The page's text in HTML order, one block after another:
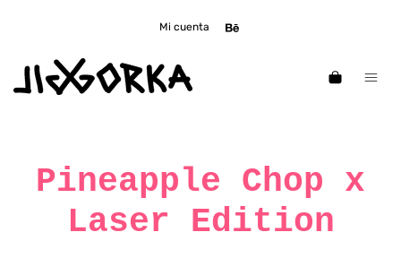
Mi cuenta
Pineapple Chop x
Laser Edition